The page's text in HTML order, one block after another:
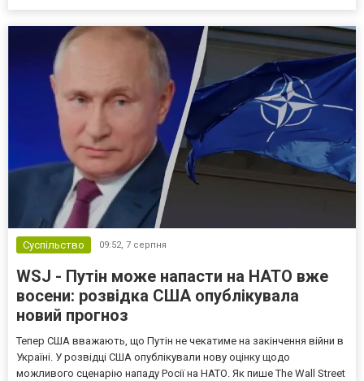
Суспільство 09:52, 7 серпня
WSJ - Путін може напасти на НАТО вже
восени: розвідка США опублікувала
новий прогноз
Тепер США вважають, що Путін не чекатиме на закінчення війни в
Україні. У розвідці США опублікували нову оцінку щодо
можливого сценарію нападу Росії на НАТО. Як пише The Wall Street